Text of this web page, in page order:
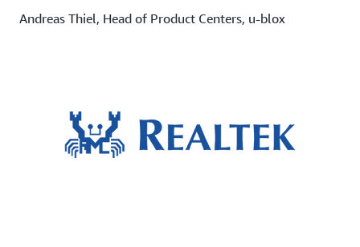
Andreas Thiel, Head of Product Centers, u-blox